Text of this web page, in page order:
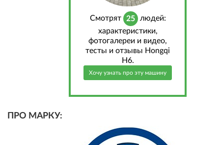
Cмотрят 25 людей:
характеристики,
фотогалереи и видео,
тесты и отзывы Hongqi
H6.
Хочу узнать про эту машину
ПРО МАРКУ: